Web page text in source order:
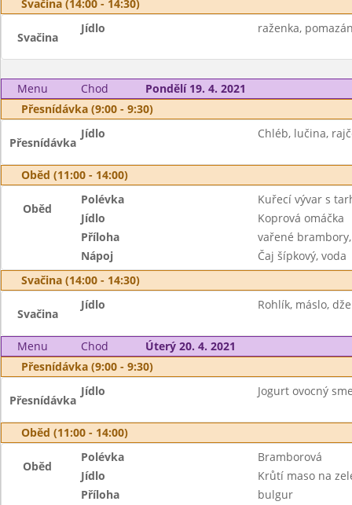
Svačina (14:00 - 14:30)
Svačina
Jídlo raženka,
Menu Chod
Pondělí 19. 4. 2021
Přesnídávka (9:00 - 9:30)
Přesnídávka
Jídlo Chléb, lučina,
Oběd (11:00 - 14:00)
Oběd
Polévka
Kuřecí vývar s
Jídlo
Koprová omáčka
Příloha
vařené
Nápoj
Čaj šípkový, voda
Svačina (14:00 - 14:30)
Svačina
Jídlo Rohlík, máslo,
Menu Chod
Úterý 20. 4. 2021
Přesnídávka (9:00 - 9:30)
Přesnídávka
Jídlo Jogurt ovocný
Oběd (11:00 - 14:00)
Oběd
Polévka
Bramborová
Jídlo
Krůtí maso na
Příloha
bulgur